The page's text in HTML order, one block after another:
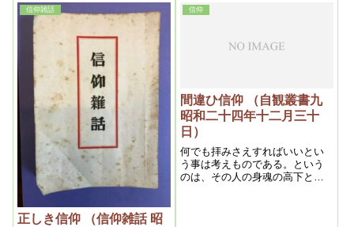
信仰雑話
正しき信仰 （信仰雑話 昭
信仰
間違ひ信仰 （自観叢書九
昭和二十四年十二月三十
日）
何でも拝みさえすればいいとい
う事は考えものである。という
のは、その人の身魂の高下と因